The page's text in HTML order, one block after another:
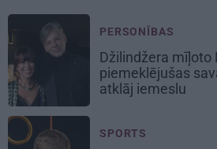
PERSONĪBAS
Džilindžera mīļoto
piemeklējušas
atklāj iemeslu
SPORTS